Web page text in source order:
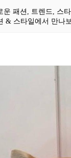
운 패션, 트렌드, 스
& 스타일에서 만나